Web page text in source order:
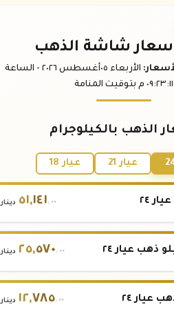
شاشة الذهب
: الأربعاء ٠٥ أغسطس ٢٠٢٦ -
الساعة
٠٩:٢٣:١١ م بتوقيت المنامة
الذهب بالكيلوجرام
عيار 21 عيار 18
٢٤ ٥١,١٤١.٠٠ دينار
ذهب عيار ٢٤ ٢٥,٥٧٠.٠٠ دينار
عيار ٢٤ ١٢,٧٨٥.٠٠ دينار